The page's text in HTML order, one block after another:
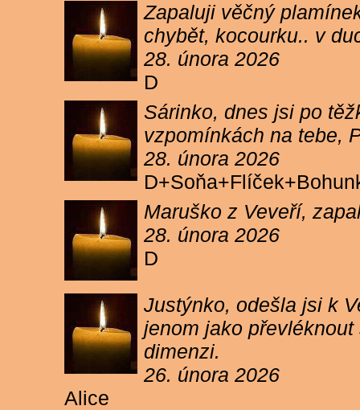
Zapaluji věčný
chybět, kocourku.. v
28. února 2026
D
Sárinko, dnes jsi po
vzpomínkách na tebe,
28. února 2026
Maruško z Veveří,
28. února 2026
D
Justýnko, odešla jsi k
jenom jako
dimenzi.
26. února 2026
Alice